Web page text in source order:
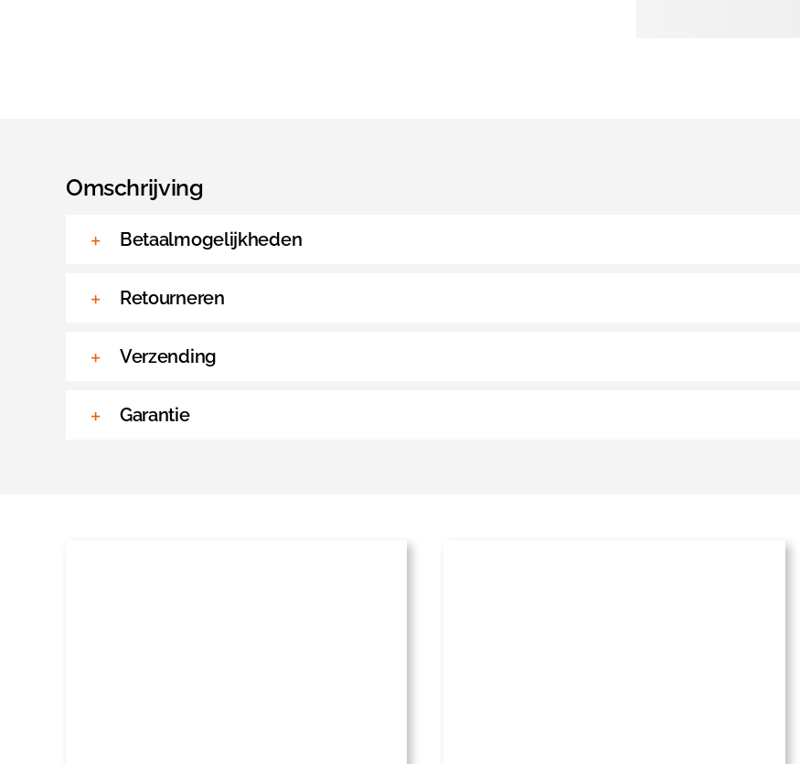
Omschrijving
Betaalmogelijkheden
Retourneren
Verzending
Garantie